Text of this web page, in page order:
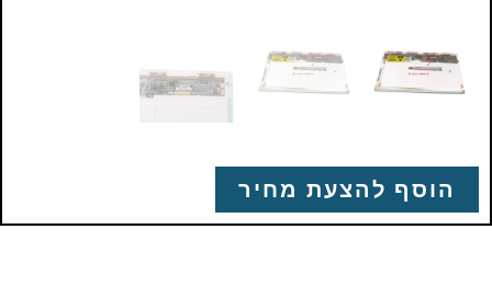
הוסף להצעת מחיר